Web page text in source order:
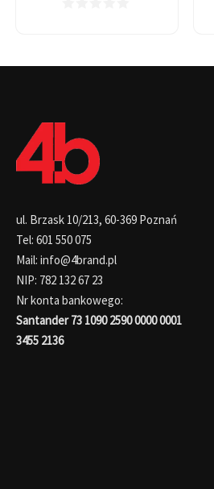
ul. Brzask 10/213, 60-369 Poznań
Tel: 601 550 075
Mail: info@4brand.pl
NIP: 782 132 67 23
Nr konta bankowego:
Santander 73 1090 2590 0000 0001
3455 2136